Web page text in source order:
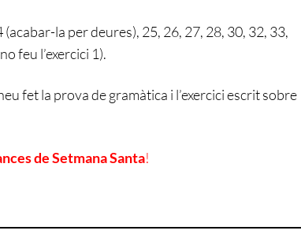
la per deures), 25, 26, 27, 28, 30, 32, 33,
feu l’exercici 1).
fet la prova de gramàtica i l’exercici escrit sobre
de Setmana Santa!